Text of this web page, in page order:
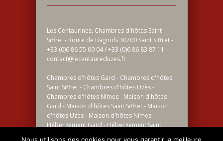
Les Centaurines, Chambres d'hôtes Saint
Siffret - Route de Bagnols 30700 Saint Siffret -
+33 (0)6 86 55 00 04 / +33 (0)6 86 83 87 11 -
contact@lecentaureduzes.fr
Chambres d'hôtes Gard - Chambres d'hôtes
Saint Siffret - Chambres d'hôtes Uzès -
Chambres d'hôtes Nîmes - Maison d'hôtes
Gard - Maison d'hôtes Saint Siffret - Maison
d'hôtes Uzès - Maison d'hôtes Nîmes -
Hébergement Gard - Hébergement Saint